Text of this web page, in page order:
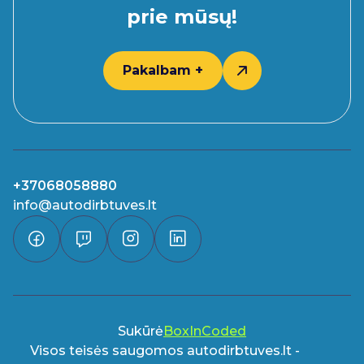
prie mūsų!
Pakalbam +
+37068058880
info@autodirbtuves.lt
SukūrėBoxInCoded
Visos teisės saugomos autodirbtuves.lt -